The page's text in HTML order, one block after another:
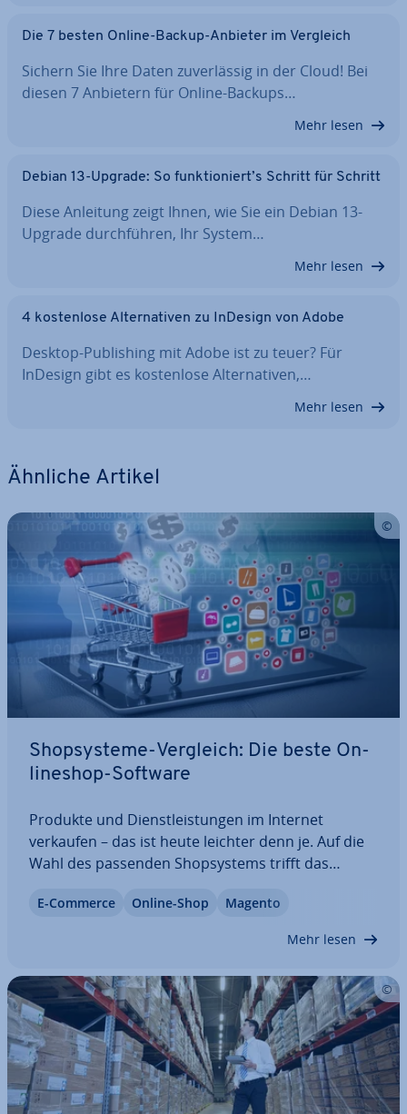
Die 7 besten Online-Backup-Anbieter im Vergleich
Sichern Sie Ihre Daten zu­ver­läs­sig in der Cloud! Bei
diesen 7 Anbietern für Online-Backups…
Mehr lesen
Debian 13-Upgrade: So funk­tio­niert’s Schritt für Schritt
Diese Anleitung zeigt Ihnen, wie Sie ein Debian 13-
Upgrade durch­füh­ren, Ihr System…
Mehr lesen
4 kos­ten­lo­se Al­ter­na­ti­ven zu InDesign von Adobe
Desktop-Pu­bli­shing mit Adobe ist zu teuer? Für
InDesign gibt es kos­ten­lo­se Al­ter­na­ti­ven,…
Mehr lesen
Ähnliche Artikel
Shop­sys­te­me-Vergleich: Die beste On­
line­shop-Software
Produkte und Dienst­leis­tun­gen im Internet
verkaufen – das ist heute leichter denn je. Auf die
Wahl des passenden Shop­sys­tems trifft das
Angeboten pro­fes­sio­nel­ler On­line­shop-Software.
E-Commerce Online-Shop Magento
Mehr lesen